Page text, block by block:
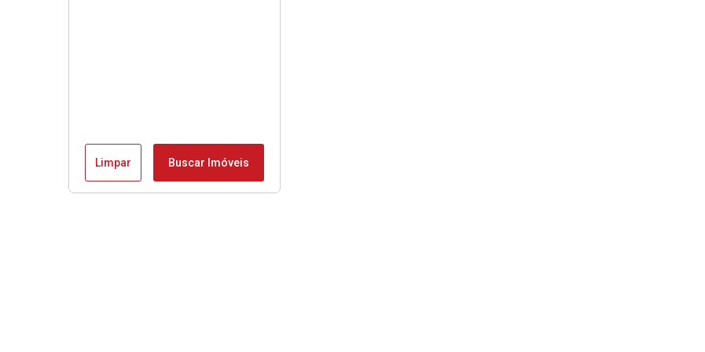
Limpar Buscar Imóveis